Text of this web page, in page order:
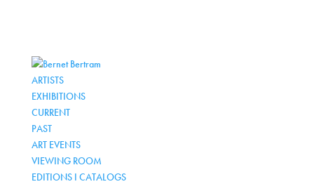
ARTISTS
EXHIBITIONS
CURRENT
PAST
ART EVENTS
VIEWING ROOM
EDITIONS I CATALOGS